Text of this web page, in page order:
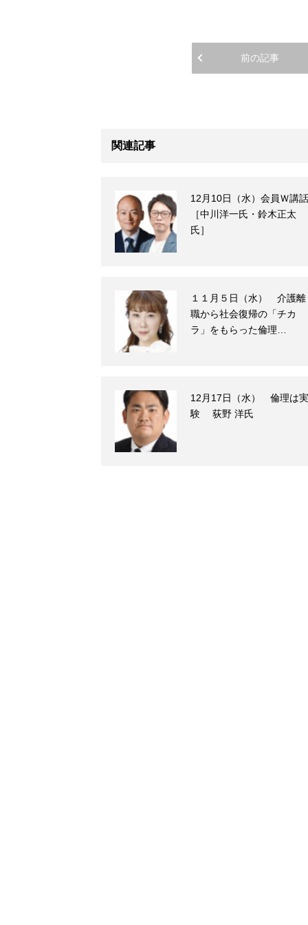
前の記事
関連記事
12月10日（水）会員Ｗ講話
［中川洋一氏・鈴木正太
氏］
１１月５日（水） 介護離
職から社会復帰の「チカ
ラ」をもらった倫理…
12月17日（水） 倫理は実
験 荻野 洋氏